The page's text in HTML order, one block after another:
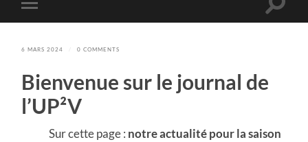
Toggle
mobile
Toggle
6 MARS 2024 0 COMMENTS
Bienvenue sur le journal de
l’UP²V
Sur cette page : notre actualité pour la saison